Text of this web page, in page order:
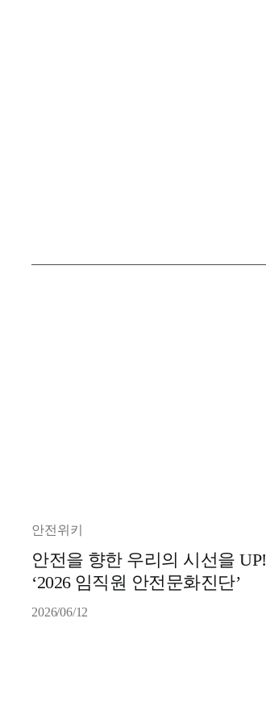
안전위키
안전을 향한 우리의 시선을 UP!
‘2026 임직원 안전문화진단’
2026/06/12